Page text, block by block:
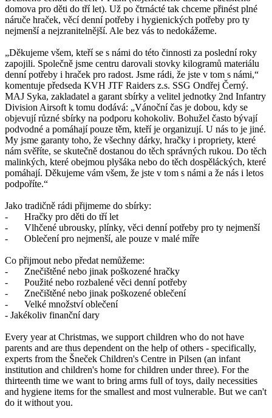
domova pro děti do tří let). Už po čtrnácté tak chceme přinést plné
náruče hraček, věcí denní potřeby i hygienických potřeby pro ty
nejmenší a nejzranitelnější. Ale bez vás to nedokážeme.
„Děkujeme všem, kteří se s námi do této činnosti za poslední roky
zapojili. Společně jsme centru darovali stovky kilogramů materiálu
denní potřeby i hraček pro radost. Jsme rádi, že jste v tom s námi,“
komentuje předseda KVH JTF Raiders z.s. SSG Ondřej Černý.
MAJ Syka, zakladatel a garant sbírky a velitel jednotky 2nd Infantry
Division Airsoft k tomu dodává: „Vánoční čas je dobou, kdy se
objevují různé sbírky na podporu kohokoliv. Bohužel často bývají
podvodné a pomáhají pouze těm, kteří je organizují. U nás to je jiné.
My jsme garanty toho, že všechny dárky, hračky i propriety, které
nám svěříte, se skutečně dostanou do těch správných rukou. Do těch
malinkých, které obejmou plyšáka nebo do těch dospěláckých, které
pomáhají. Děkujeme vám všem, že jste v tom s námi a že nás i letos
podpoříte.“
Jako tradičně rádi přijmeme do sbírky:
-
Hračky pro děti do tří let
-
Vlhčené ubrousky, plínky, věci denní potřeby pro ty nejmenší
-
Oblečení pro nejmenší, ale pouze v malé míře
Co přijmout nebo předat nemůžeme:
-
Znečištěné nebo jinak poškozené hračky
-
Použité nebo rozbalené věci denní potřeby
-
Znečištěné nebo jinak poškozené oblečení
-
Velké množství oblečení
- Jakékoliv finanční dary
Every year at Christmas, we support children who do not have
parents and are thus dependent on the help of others - specifically,
experts from the Šneček Children's Centre in Pilsen (an infant
institution and children's home for children under three). For the
thirteenth time we want to bring arms full of toys, daily necessities
and hygiene items for the smallest and most vulnerable. But we can't
do it without you.